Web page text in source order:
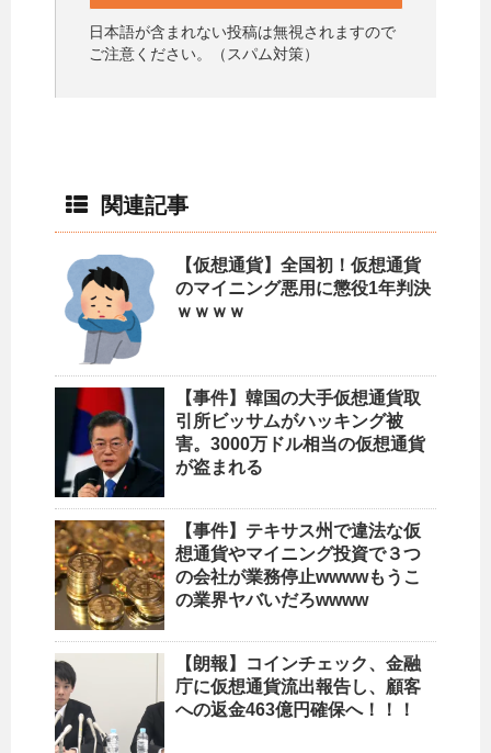
日本語が含まれない投稿は無視されますので
ご注意ください。（スパム対策）
関連記事
【仮想通貨】全国初！仮想通貨
のマイニング悪用に懲役1年判決
ｗｗｗｗ
【事件】韓国の大手仮想通貨取
引所ビッサムがハッキング被
害。3000万ドル相当の仮想通貨
が盗まれる
【事件】テキサス州で違法な仮
想通貨やマイニング投資で３つ
の会社が業務停止wwwwもうこ
の業界ヤバいだろwwww
【朗報】コインチェック、金融
庁に仮想通貨流出報告し、顧客
への返金463億円確保へ！！！